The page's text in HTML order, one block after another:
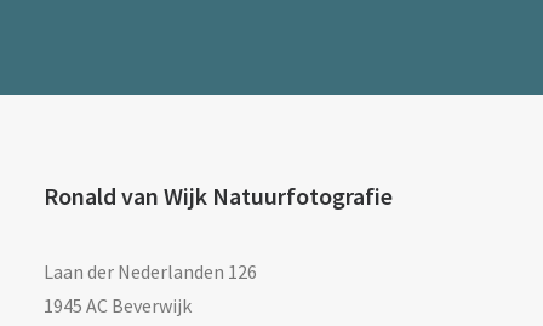
Ronald van Wijk Natuurfotografie
Laan der Nederlanden 126
1945 AC Beverwijk